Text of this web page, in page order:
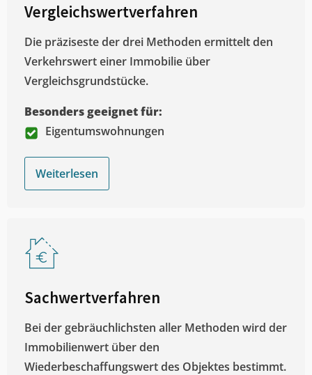
Vergleichswertverfahren
Die präziseste der drei Methoden ermittelt den
Verkehrswert einer Immobilie über
Vergleichsgrundstücke.
Besonders geeignet für:
Eigentumswohnungen
Weiterlesen
Sachwertverfahren
Bei der gebräuchlichsten aller Methoden wird der
Immobilienwert über den
Wiederbeschaffungswert des Objektes bestimmt.